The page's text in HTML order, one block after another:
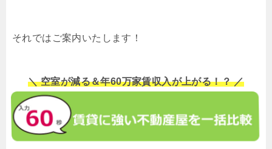
それではご案内いたします！
＼ 空室が減る＆年60万家賃収入が上がる！？ ／